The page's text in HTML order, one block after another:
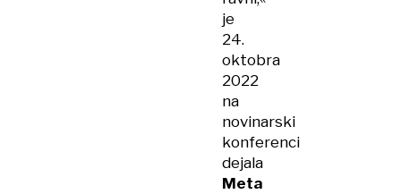
je
24.
oktobra
2022
na
novinarski
konferenci
dejala
Meta